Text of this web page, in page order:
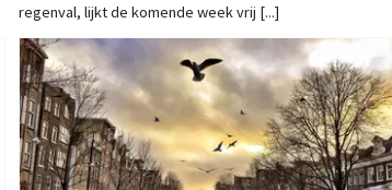
regenval, lijkt de komende week vrij [...]